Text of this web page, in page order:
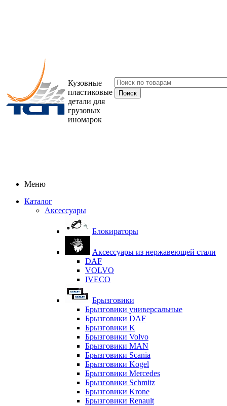
Кузовные
пластиковые
детали для
грузовых
иномарок
Меню
Каталог
Аксессуары
Блокираторы
Аксессуары из нержавеющей стали
DAF
VOLVO
IVECO
Брызговики
Брызговики универсальные
Брызговики DAF
Брызговики K
Брызговики Volvo
Брызговики MAN
Брызговики Scania
Брызговики Kogel
Брызговики Mercedes
Брызговики Schmitz
Брызговики Krone
Брызговики Renault